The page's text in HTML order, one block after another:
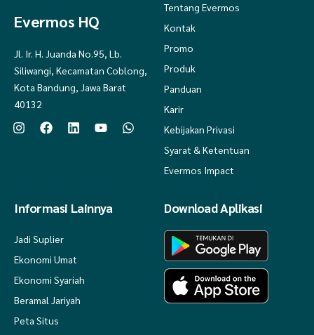
Evermos HQ
Jl. Ir. H. Juanda No.95, Lb.
Siliwangi, Kecamatan Coblong,
Kota Bandung, Jawa Barat
40132
Tentang Evermos
Kontak
Promo
Produk
Panduan
Karir
Kebijakan Privasi
Syarat & Ketentuan
Evermos Impact
Informasi Lainnya
Jadi Suplier
Ekonomi Umat
Ekonomi Syariah
Beramal Jariyah
Peta Situs
Download Aplikasi